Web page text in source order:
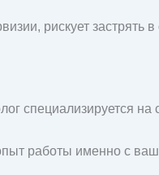
рискует застрять
специализируется
работы именно с